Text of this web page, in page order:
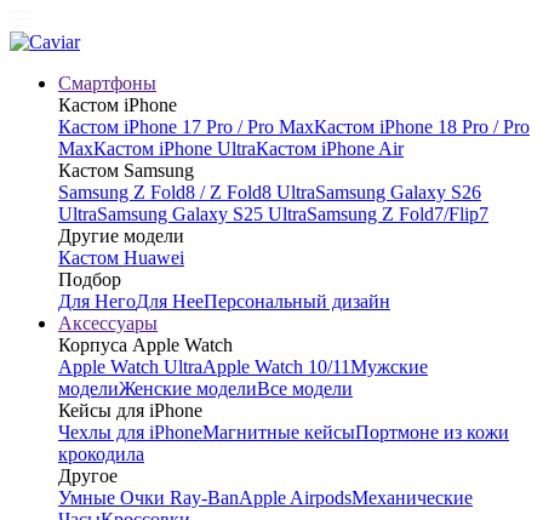
Смартфоны
Кастом iPhone
Кастом iPhone 17 Pro / Pro MaxКастом iPhone 18 Pro / Pro
MaxКастом iPhone UltraКастом iPhone Air
Кастом Samsung
Samsung Z Fold8 / Z Fold8 UltraSamsung Galaxy S26
UltraSamsung Galaxy S25 UltraSamsung Z Fold7/Flip7
Другие модели
Кастом Huawei
Подбор
Для НегоДля НееПерсональный дизайн
Аксессуары
Корпуса Apple Watch
Apple Watch UltraApple Watch 10/11Мужские
моделиЖенские моделиВсе модели
Кейсы для iPhone
Чехлы для iPhoneМагнитные кейсыПортмоне из кожи
крокодила
Другое
Умные Очки Ray-BanApple AirpodsМеханические